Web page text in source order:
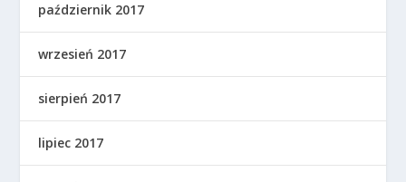
październik 2017
wrzesień 2017
sierpień 2017
lipiec 2017